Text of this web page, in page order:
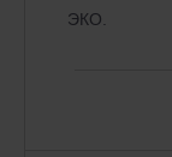
ЭКО.